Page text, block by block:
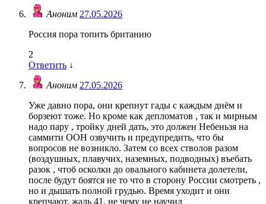
Аноним 27.05.2026
Россия пора топить британию
2
Ответить ↓
Аноним 27.05.2026
Уже давно пора, они крепнут гады с каждым днём и
борзеют тоже. Но кроме как депломатов , так и мирным
надо пару , тройку дней дать, это должен Небеньзя на
саммити ООН озвучить и предупредить, что бы
вопросов не возникло. Затем со всех стволов разом
(воздушных, плавучих, наземных, подводных) въебать
разок , чтоб осколки до овального кабинета долетели,
после будут боятся не то что в сторону России смотреть ,
но и дышать полной грудью. Время уходит и они
крепчают, жаль 41, не чему не научил